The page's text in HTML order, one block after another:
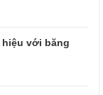
với băng